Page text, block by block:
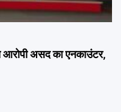
असद का एनकाउंटर,